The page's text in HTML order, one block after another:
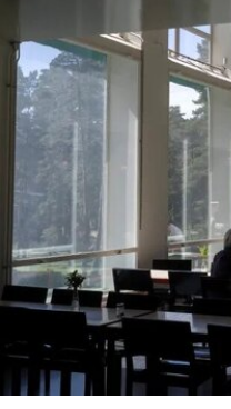
工会成员要求博物馆
动，要求恢复保洁员
7月21日，请愿书已获
艺术学院一位发言人在
访时表示：“芝加哥艺
我们也非常感谢保洁
们决定将保洁服务转
持博物馆的日常运营
向现有保洁员工提供就
代表馆内工会的谈判
申诉，认为馆方在最
未按合同规定提前通